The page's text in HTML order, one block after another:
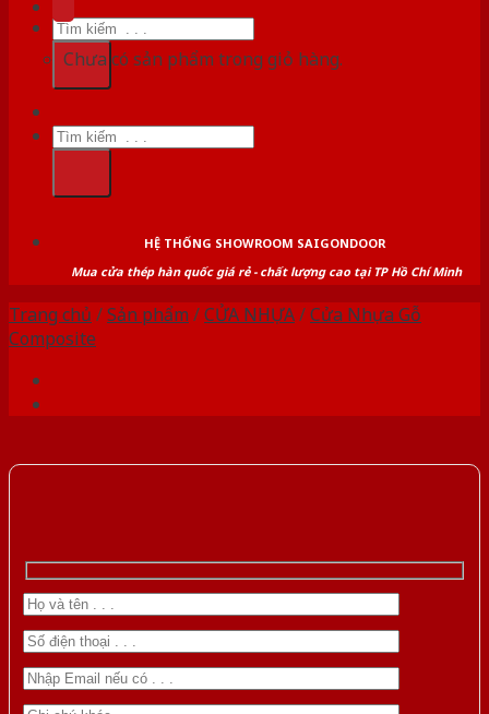
Tìm
kiếm:
Chưa có sản phẩm trong giỏ hàng.
Tìm
kiếm:
HỆ THỐNG SHOWROOM SAIGONDOOR
Mua cửa thép hàn quốc giá rẻ - chất lượng cao tại TP Hồ Chí Minh
Trang chủ /Sản phẩm /CỬA NHỰA/Cửa Nhựa Gỗ
Composite